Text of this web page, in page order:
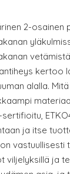
2-osainen
kertoo
alalla.
sertifioitu,
ja itse
viljelyksillä ja